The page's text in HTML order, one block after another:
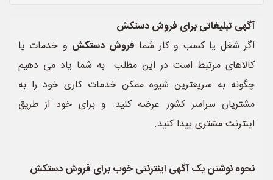
آگهی تبلیغاتی برای فروش دستکش
اگر شغل یا کسب و کار شما فروش دستکش و خدمات یا
کالاهای مرتبط است در این مطلب به شما یاد می دهیم
چگونه به سریعترین شیوه ممکن خدمات کاری خود را به
مشتریان سراسر کشور عرضه کنید. و برای خود از طریق
اینترنت مشتری پیدا کنید.
نحوه نوشتن یک آگهی اینترنتی خوب برای فروش دستکش